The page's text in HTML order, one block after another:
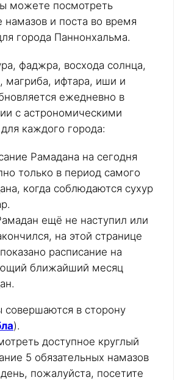
можете посмотреть
намазов и поста во время
города Паннонхальма.
фаджра, восхода солнца,
магриба, ифтара, иши и
ежедневно в
с астрономическими
каждого города:
Рамадана на сегодня
только в период самого
когда соблюдаются сухур
ещё не наступил или
на этой странице
расписание на
ближайший месяц
совершаются в сторону
).
доступное круглый
5 обязательных намазов
пожалуйста, посетите